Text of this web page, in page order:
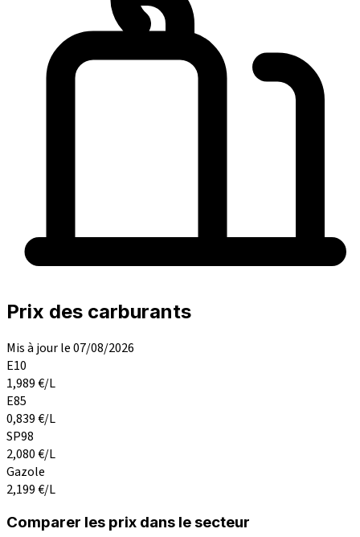
Prix des carburants
Mis à jour le 07/08/2026
E10
1,989€/L
E85
0,839€/L
SP98
2,080€/L
Gazole
2,199€/L
Comparer les prix dans le secteur